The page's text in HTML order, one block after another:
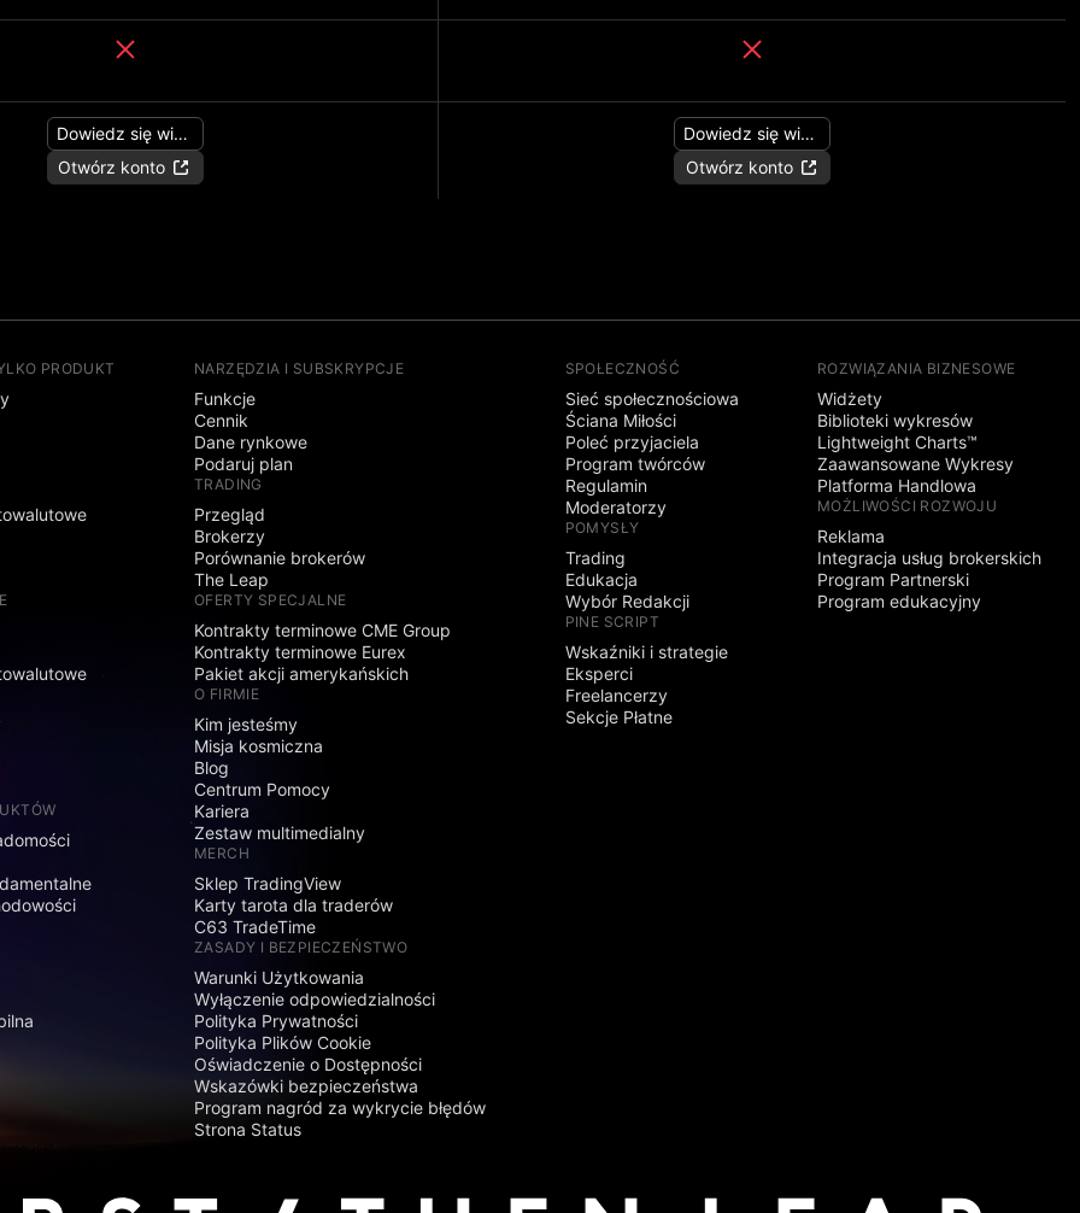
Dowiedz się więcej
Otwórz konto
Dowiedz się więcej
Otwórz konto
PRODUKT NARZĘDZIA I SUBSKRYPCJE
Funkcje
Cennik
Dane rynkowe
Podaruj plan
TRADING
Przegląd
Brokerzy
Porównanie brokerów
The Leap
OFERTY SPECJALNE
Kontrakty terminowe CME Group
Kontrakty terminowe Eurex
Pakiet akcji amerykańskich
O FIRMIE
Kim jesteśmy
Misja kosmiczna
Blog
Centrum Pomocy
Kariera
Zestaw multimedialny
MERCH
Sklep TradingView
Karty tarota dla traderów
C63 TradeTime
ZASADY I BEZPIECZEŃSTWO
Warunki Użytkowania
Wyłączenie odpowiedzialności
Polityka Prywatności
Polityka Plików Cookie
Oświadczenie o Dostępności
Wskazówki bezpieczeństwa
Program nagród za wykrycie błędów
Strona Status
SPOŁECZNOŚĆ
Sieć społecznościowa
Ściana Miłości
Poleć przyjaciela
Program twórców
Regulamin
Moderatorzy
POMYSŁY
Trading
Edukacja
Wybór Redakcji
PINE SCRIPT
Wskaźniki i strategie
Eksperci
Freelancerzy
Sekcje Płatne
ROZWIĄZANIA BIZNESOWE
Widżety
Biblioteki wykresów
Lightweight Charts™
Zaawansowane Wykresy
Platforma Handlowa
MOŻLIWOŚCI ROZWOJU
Reklama
Integracja usług brokerskich
Program Partnerski
Program edukacyjny